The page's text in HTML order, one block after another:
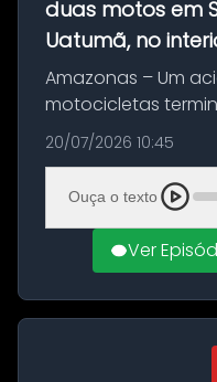
duas motos em
Uatumã, no
Amazonas – Um
motocicletas
Figueiredo de
de São Sebastião
Amazonas. A
20/07/2026 10:45
Ouça o texto
Ver